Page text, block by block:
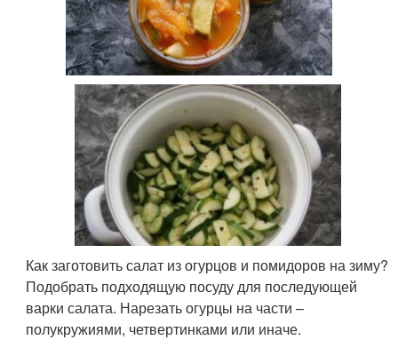
Как заготовить салат из огурцов и помидоров на зиму?
Подобрать подходящую посуду для последующей
варки салата. Нарезать огурцы на части –
полукружиями, четвертинками или иначе.